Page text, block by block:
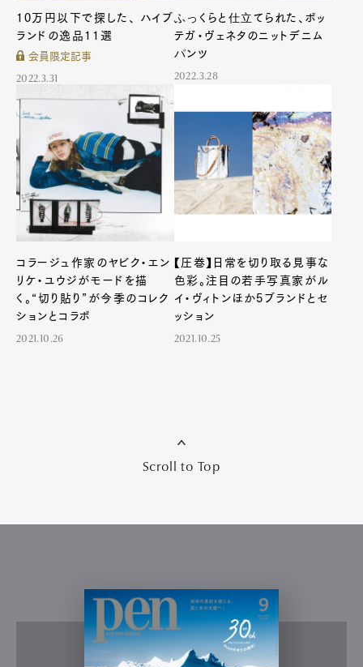
10万円以下で探した、 ハイブ
ランドの逸品11選
会員限定記事
2022.3.31
ふっくらと仕立てられた、ボッ
テガ・ヴェネタのニットデニム
パンツ
2022.3.28
コラージュ作家のヤビク・エン
リケ・ユウジがモードを描
く。“切り貼り”が今季のコレク
ションとコラボ
2021.10.26
【圧巻】日常を切り取る見事な
色彩。注目の若手写真家がル
イ・ヴィトンほか5ブランドとセ
ッション
2021.10.25
Scroll to Top